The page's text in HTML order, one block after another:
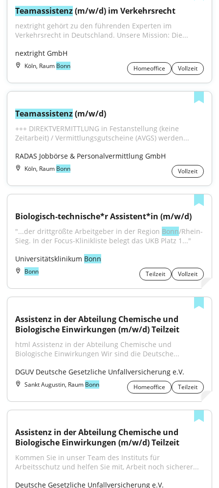
Teamassistenz (m/w/d) im Verkehrsrecht
nextright gehört zu den führenden Experten im
Verkehrsrecht in Deutschland. Unsere Mission: Die...
nextright GmbH
Köln, Raum Bonn Homeoffice Vollzeit
Teamassistenz (m/w/d)
+++ DIREKTVERMITTLUNG in Festanstellung (keine
Zeitarbeit) / Vermittlungsgutscheine (AVGS) werden...
RADAS Jobbörse & Personalvermittlung GmbH
Köln, Raum Bonn Vollzeit
Biologisch-technische*r Assistent*in (m/w/d)
"...der drittgrößte Arbeitgeber in der Region Bonn/Rhein-
Sieg. In der Focus-Klinikliste belegt das UKB Platz 1..."
Universitätsklinikum Bonn
Bonn Teilzeit Vollzeit
Assistenz in der Abteilung Chemische und
Biologische Einwirkungen (m/w/d) Teilzeit
html Assistenz in der Abteilung Chemische und
Biologische Einwirkungen Wir sind die Deutsche...
DGUV Deutsche Gesetzliche Unfallversicherung e.V.
Sankt Augustin, Raum Bonn Homeoffice Teilzeit
Assistenz in der Abteilung Chemische und
Biologische Einwirkungen (m/w/d) Teilzeit
Kommen Sie in unser Team des Instituts für
Arbeitsschutz und helfen Sie mit, Arbeit noch sicherer...
Deutsche Gesetzliche Unfallversicherung e.V.